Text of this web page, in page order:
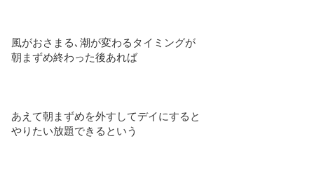
風がおさまる､潮が変わるタイミングが
朝まずめ終わった後あれば
あえて朝まずめを外すしてデイにすると
やりたい放題できるという